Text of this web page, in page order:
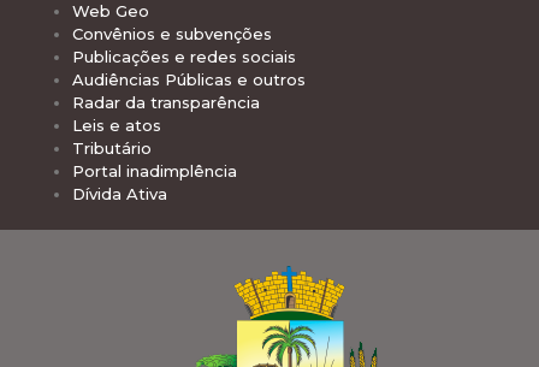
Web Geo
Convênios e subvenções
Publicações e redes sociais
Audiências Públicas e outros
Radar da transparência
Leis e atos
Tributário
Portal inadimplência
Dívida Ativa